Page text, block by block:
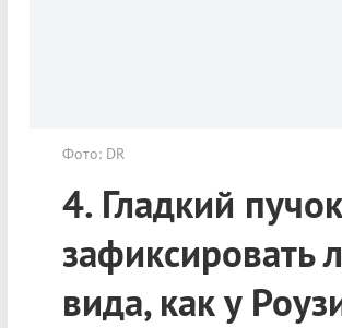
Фото: DR
4. Гладкий
зафиксировать
вида, как у